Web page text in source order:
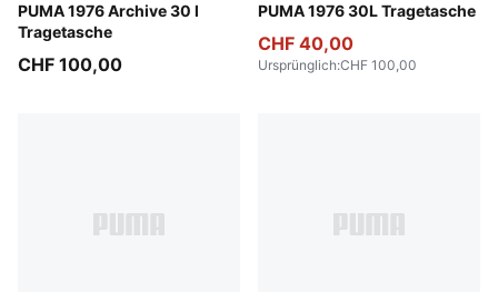
PUMA 1976 Archive 30 l
Tragetasche
Chocolate Fondue-Alpine Snow
CHF 100,00
PUMA 1976 30L Tragetasche
New Navy-PUMA White
CHF 40,00
Ursprünglich:CHF 100,00